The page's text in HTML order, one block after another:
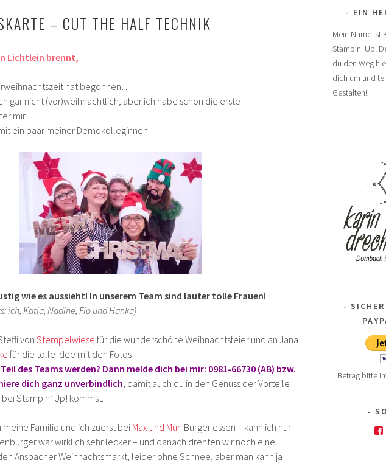
– CUT THE HALF TECHNIK
Lichtlein brennt,
hat begonnen…
gar nicht (vor)weihnachtlich, aber ich habe schon die erste
mir.
ein paar meiner Demokolleginnen:
wie es aussieht! In unserem Team sind lauter tolle Frauen!
ich, Katja, Nadine, Fio und Hanka)
vonStempelwiese für die wunderschöne Weihnachtsfeier und an Jana
für die tolle Idee mit den Fotos!
des Teams werden? Dann melde dich bei mir: 0981-66730 (AB) bzw.
dich ganz unverbindlich , damit auch du in den Genuss der Vorteile
Stampin‘ Up! kommst.
Familie und ich zuerst bei Max und Muh Burger essen – kann ich nur
war wirklich sehr lecker – und danach drehten wir noch eine
Ansbacher Weihnachtsmarkt, leider ohne Schnee, aber man kann ja
EIN
Mein Name ist
Stampin‘ Up!
du den Weg
dich um und
Gestalten!
Betrag bitte